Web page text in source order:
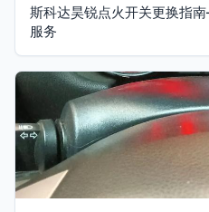
斯科达昊锐点火开关更换指
服务